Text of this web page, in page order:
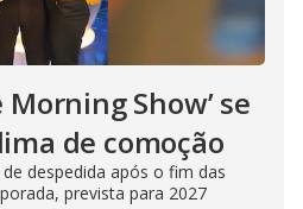
Morning Show’ se
de comoção
despedida após o fim das
prevista para 2027